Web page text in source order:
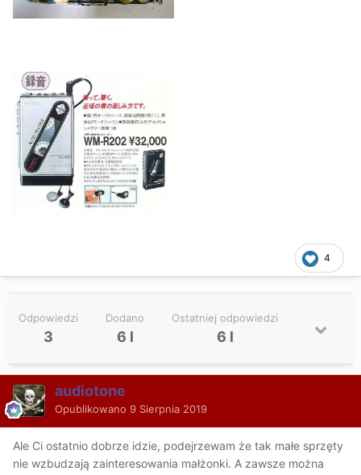
4
Odpowiedzi
3
Dodano
6 l
Ostatniej odpowiedzi
6 l
audiotone
Opublikowano 9 Sierpnia 2019
Ale Ci ostatnio dobrze idzie, podejrzewam że tak małe sprzęty
nie wzbudzają zainteresowania małżonki. A zawsze można